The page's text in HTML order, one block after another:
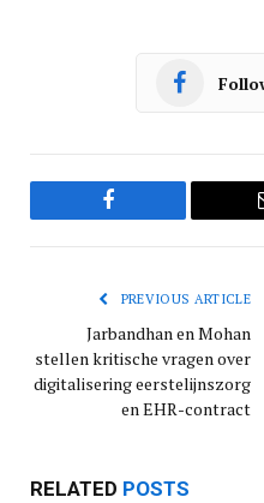
Facebook
PREVIOUS ARTICLE
Jarbandhan en Mohan
stellen kritische vragen over
digitalisering eerstelijnszorg
en EHR-contract
RELATED POSTS